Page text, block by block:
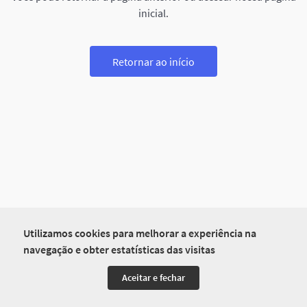
Utilizamos cookies para melhorar a experiência na
navegação e obter estatísticas das visitas
Aceitar e fechar
inicial.
Retornar ao início